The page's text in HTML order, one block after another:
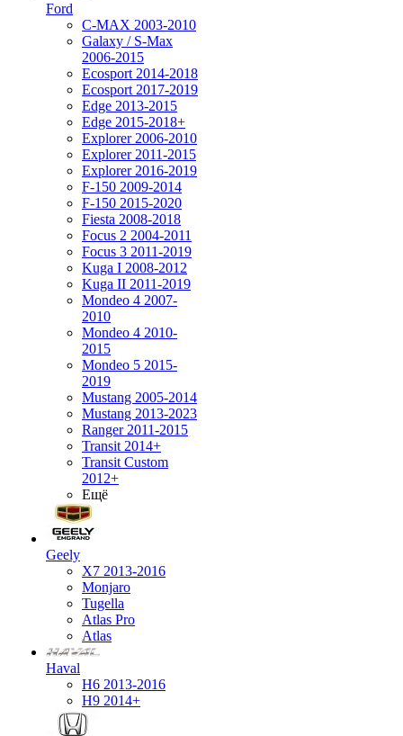
Ford
C-MAX 2003-2010
Galaxy / S-Max
2006-2015
Ecosport 2014-2018
Ecosport 2017-2019
Edge 2013-2015
Edge 2015-2018+
Explorer 2006-2010
Explorer 2011-2015
Explorer 2016-2019
F-150 2009-2014
F-150 2015-2020
Fiesta 2008-2018
Focus 2 2004-2011
Focus 3 2011-2019
Kuga I 2008-2012
Kuga II 2011-2019
Mondeo 4 2007-
2010
Mondeo 4 2010-
2015
Mondeo 5 2015-
2019
Mustang 2005-2014
Mustang 2013-2023
Ranger 2011-2015
Transit 2014+
Transit Custom
2012+
Ещё
Geely
X7 2013-2016
Monjaro
Tugella
Atlas Pro
Atlas
Haval
H6 2013-2016
H9 2014+